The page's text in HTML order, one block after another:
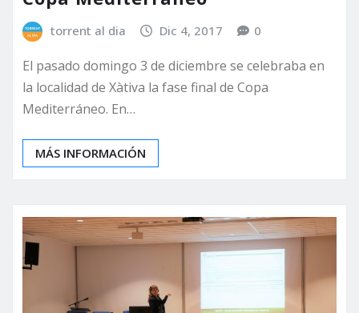
torrent al dia Dic 4, 2017 0
El pasado domingo 3 de diciembre se celebraba en
la localidad de Xàtiva la fase final de Copa
Mediterráneo. En…
MÁS INFORMACIÓN